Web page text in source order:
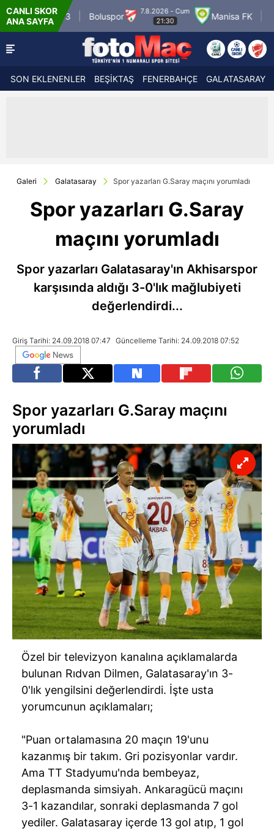
CANLI SKOR
ANA SAYFA
3 Boluspor
7.8.2026 - Cum
21:30
Manisa FK Bandırmaspor
SON EKLENENLER BEŞİKTAŞ FENERBAHÇE GALATASARAY
Galeri Galatasaray Spor yazarları G.Saray maçını yorumladı
Spor yazarları G.Saray
maçını yorumladı
Spor yazarları Galatasaray'ın Akhisarspor
karşısında aldığı 3-0'lık mağlubiyeti
değerlendirdi...
Giriş Tarihi: 24.09.2018 07:47 Güncelleme Tarihi: 24.09.2018 07:52
Spor yazarları G.Saray maçını
yorumladı
Özel bir televizyon kanalına açıklamalarda
bulunan Rıdvan Dilmen, Galatasaray'ın 3-
0'lık yengilsini değerlendirdi. İşte usta
yorumcunun açıklamaları;
"Puan ortalamasına 20 maçın 19'unu
kazanmış bir takım. Gri pozisyonlar vardır.
Ama TT Stadyumu'nda bembeyaz,
deplasmanda simsiyah. Ankaragücü maçını
3-1 kazandılar, sonraki deplasmanda 7 gol
yediler. Galatasaray içerde 13 gol atıp, 1 gol